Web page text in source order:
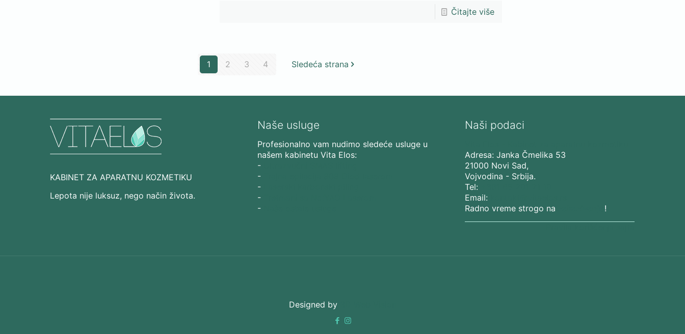
Čitajte više
1 2 3 4 Sledeća strana
KABINET ZA APARATNU KOZMETIKU
Lepota nije luksuz, nego način života.
Naše usluge
Profesionalno vam nudimo sledeće usluge u
našem kabinetu Vita Elos:
-
-
-
-
-
Naši podaci
Adresa: Janka Čmelika 53
21000 Novi Sad,
Vojvodina - Srbija.
Tel:
Email:
Radno vreme strogo na
!
Designed by